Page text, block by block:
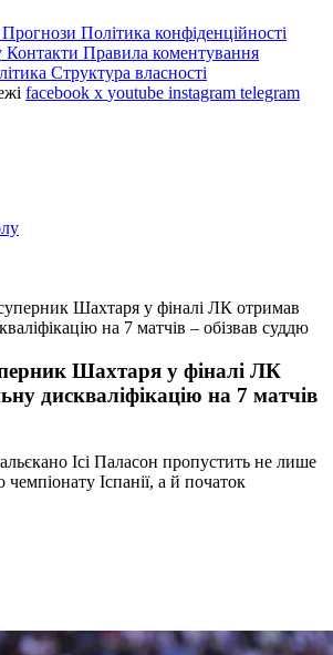
Прогнози Політика конфіденційності
Контакти Правила коментування
Структура власності
facebook x youtube instagram telegram
Шахтаря у фіналі ЛК отримав
на 7 матчів – обізвав суддю
Шахтаря у фіналі ЛК
дискваліфікацію на 7 матчів
Ісі Паласон пропустить не лише
Іспанії, а й початок